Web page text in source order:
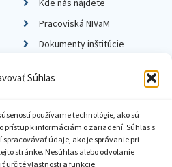
Súhlas
používame technológie, ako sú
prístup k informáciám o zariadení. Súhlas s
údaje, ako je správanie pri
stránke. Nesúhlas alebo odvolanie
určité vlastnosti a funkcie.
Kde nás nájdete
Pracoviská NIVaM
Dokumenty inštitúcie
súkromia